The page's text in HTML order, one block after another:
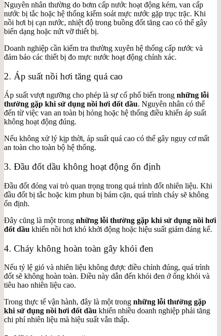
Nguyên nhân thường do bơm cấp nước hoạt động kém, van cấp
nước bị tắc hoặc hệ thống kiểm soát mực nước gặp trục trặc. Khi
nồi hơi bị cạn nước, nhiệt độ trong buồng đốt tăng cao có thể gây
biến dạng hoặc nứt vỡ thiết bị.
Doanh nghiệp cần kiểm tra thường xuyên hệ thống cấp nước và
đảm bảo các thiết bị đo mực nước hoạt động chính xác.
2. Áp suất nồi hơi tăng quá cao
Áp suất vượt ngưỡng cho phép là sự cố phổ biến trong những lỗi
thường gặp khi sử dụng nồi hơi đốt dầu. Nguyên nhân có thể
đến từ việc van an toàn bị hỏng hoặc hệ thống điều khiển áp suất
không hoạt động đúng.
Nếu không xử lý kịp thời, áp suất quá cao có thể gây nguy cơ mất
an toàn cho toàn bộ hệ thống.
3. Đầu đốt dầu không hoạt động ổn định
Đầu đốt đóng vai trò quan trọng trong quá trình đốt nhiên liệu. Khi
đầu đốt bị tắc hoặc kim phun bị bám cặn, quá trình cháy sẽ không
ổn định.
Đây cũng là một trong những lỗi thường gặp khi sử dụng nồi hơi
đốt dầu khiến nồi hơi khó khởi động hoặc hiệu suất giảm đáng kể.
4. Cháy không hoàn toàn gây khói đen
Nếu tỷ lệ gió và nhiên liệu không được điều chỉnh đúng, quá trình
đốt sẽ không hoàn toàn. Điều này dẫn đến khói đen ở ống khói và
tiêu hao nhiên liệu cao.
Trong thực tế vận hành, đây là một trong những lỗi thường gặp
khi sử dụng nồi hơi đốt dầu khiến nhiều doanh nghiệp phải tăng
chi phí nhiên liệu mà hiệu suất vẫn thấp.